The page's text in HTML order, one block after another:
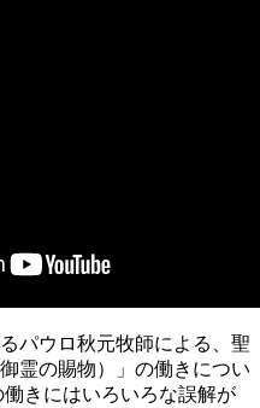
パウロ秋元牧師による、聖
霊の賜物）」の働きについ
きにはいろいろな誤解が